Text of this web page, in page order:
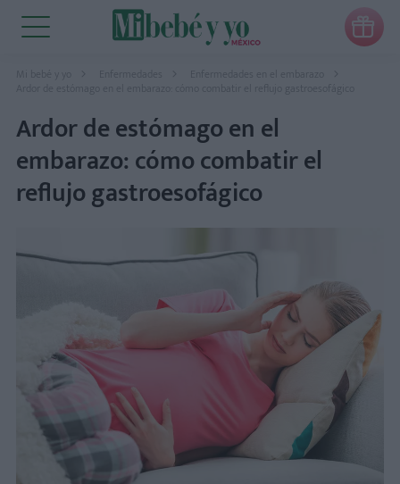

Mi bebé y yo Enfermedades
Enfermedades en el embarazo
Ardor de estómago en el embarazo: cómo combatir el reflujo gastroesofágico
Ardor de estómago en el
embarazo: cómo combatir el
reflujo gastroesofágico